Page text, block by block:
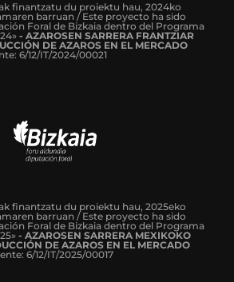
finantzatu du proiektu hau, 2024ko
barruan / Este proyecto ha sido
Foral de Bizkaia dentro del Programa
- AZAROSEN SARRERA FRANTZIAR
DE AZAROS EN EL MERCADO
6/12/IT/2024/00021
finantzatu du proiektu hau, 2025eko
barruan / Este proyecto ha sido
Foral de Bizkaia dentro del Programa
- AZAROSEN SARRERA MEXIKOKO
DE AZAROS EN EL MERCADO
6/12/IT/2025/00017